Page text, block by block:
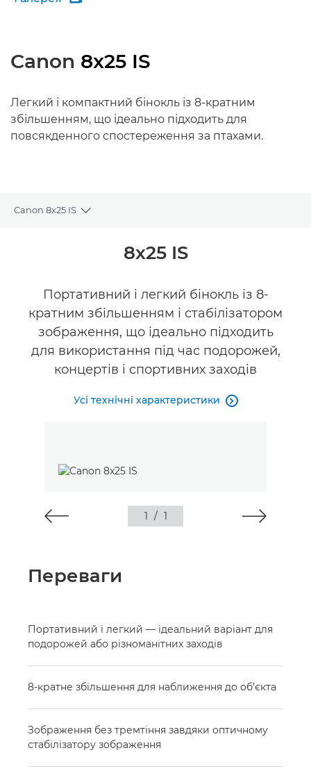
Canon 8x25 IS
Легкий і компактний бінокль із 8-кратним
збільшенням, що ідеально підходить для
повсякденного спостереження за птахами.
Canon 8x25 IS
Toggle breadcrumbs
8x25 IS
Портативний і легкий бінокль із 8-
кратним збільшенням і стабілізатором
зображення, що ідеально підходить
для використання під час подорожей,
концертів і спортивних заходів
Усі технічні характеристики 
1 / 1
Переваги
Портативний і легкий — ідеальний варіант для
подорожей або різноманітних заходів
8-кратне збільшення для наближення до об’єкта
Зображення без тремтіння завдяки оптичному
стабілізатору зображення